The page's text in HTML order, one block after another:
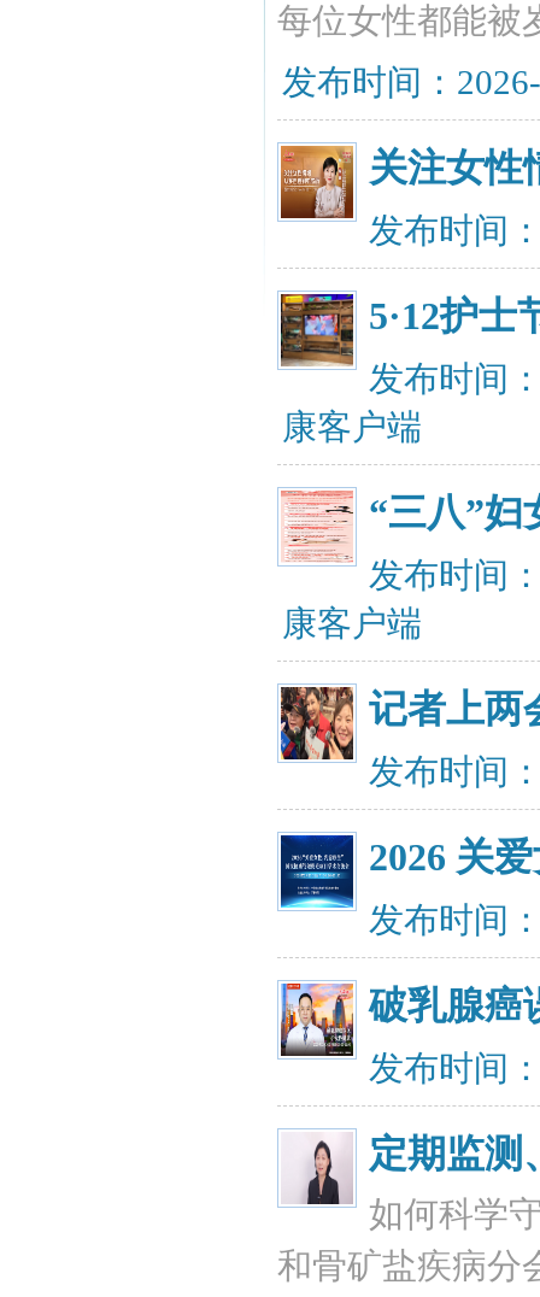
每位女性都能被
发布时间：
关注女性
发布时间
5·12护
发布时间
康客户端
“三八”妇
发布时间
康客户端
记者上两
发布时间
2026 关
发布时间
破乳腺癌
发布时间
定期监测
如何科学
和骨矿盐疾病分